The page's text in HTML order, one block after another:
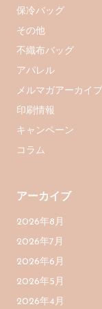
保冷バッグ
その他
不織布バッグ
アパレル
メルマガアーカイブ
印刷情報
キャンペーン
コラム
アーカイブ
2026年8月
2026年7月
2026年6月
2026年5月
2026年4月